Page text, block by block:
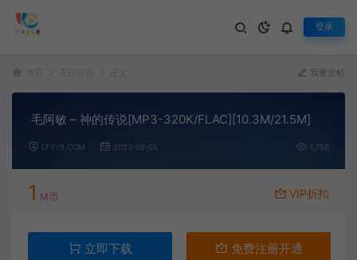
登录
我要发帖
毛阿敏 – 神的传说[MP3-320K/FLAC][10.3M/21.5M]
LFYY8.COM 2023-08-05 1,756
1 M币 VIP折扣
立即下载 免费注册开通